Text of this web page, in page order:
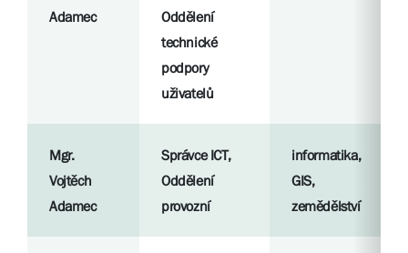
Adamec
Oddělení
technické
podpory
uživatelů
Mgr.
Vojtěch
Adamec
Správce ICT,
Oddělení
provozní
informatika,
GIS,
zemědělství